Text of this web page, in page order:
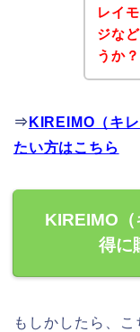
レイ
ジな
うか？
⇒ KIREIMO（キ
たい方はこちら
KIREIMO
得に
もしかしたら、